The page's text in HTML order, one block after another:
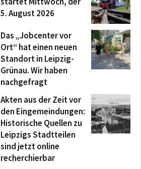
5. August 2026
Das „Jobcenter vor
Ort“ hat einen neuen
Standort in Leipzig-
Grünau. Wir haben
nachgefragt
Akten aus der Zeit vor
den Eingemeindungen:
Historische Quellen zu
Leipzigs Stadtteilen
sind jetzt online
recherchierbar